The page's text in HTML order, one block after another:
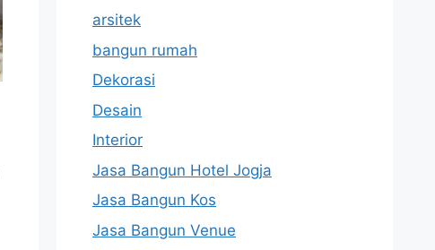
arsitek
bangun rumah
Dekorasi
Desain
Interior
Jasa Bangun Hotel Jogja
Jasa Bangun Kos
Jasa Bangun Venue